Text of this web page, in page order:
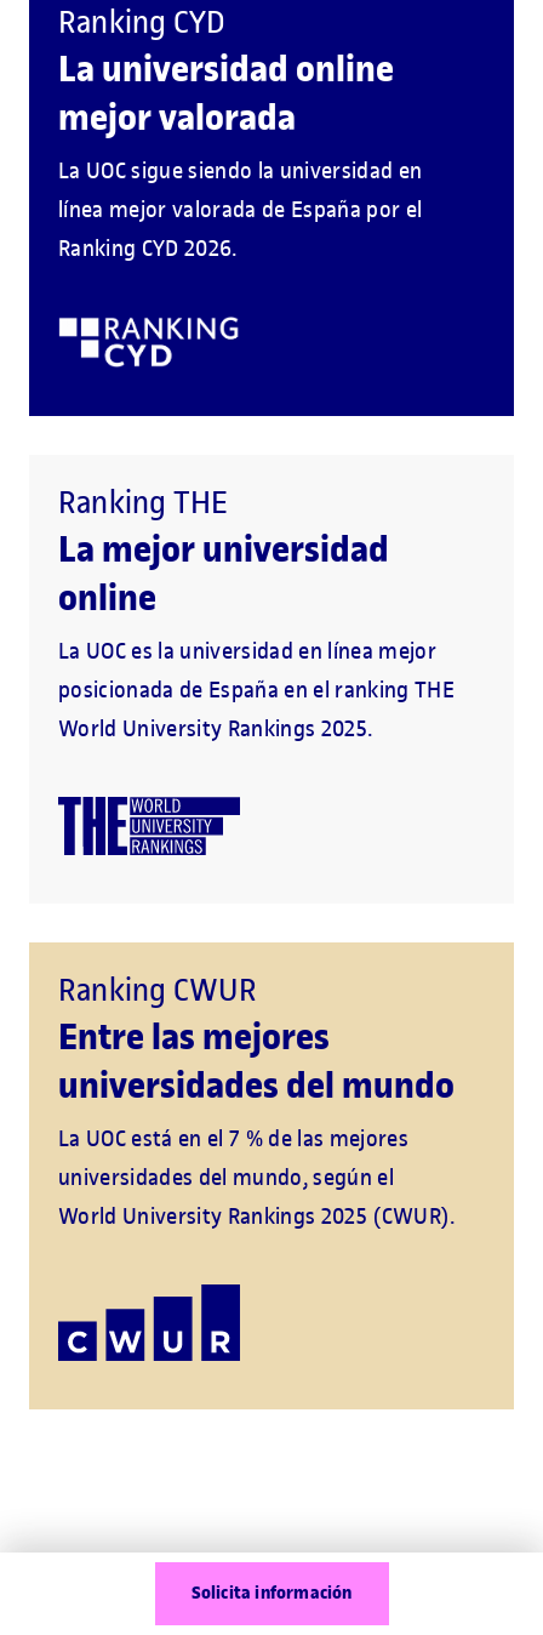
Solicita información
Ranking CYD
La universidad online
mejor valorada
La UOC sigue siendo la universidad en
línea mejor valorada de España por el
Ranking CYD 2026.
Ranking THE
La mejor universidad
online
La UOC es la universidad en línea mejor
posicionada de España en el ranking THE
World University Rankings 2025.
Ranking CWUR
Entre las mejores
universidades del mundo
La UOC está en el 7 % de las mejores
universidades del mundo, según el
World University Rankings 2025 (CWUR).
Requisitos de acceso